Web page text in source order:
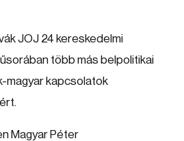
JOJ 24 kereskedelmi
több más belpolitikai
magyar kapcsolatok
Magyar Péter